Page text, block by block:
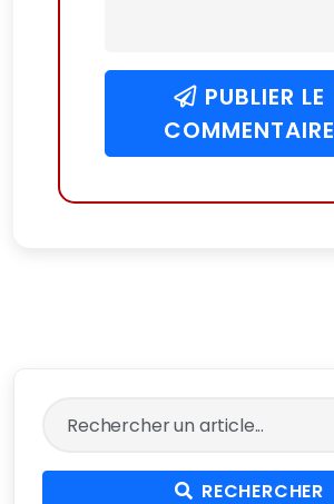
PUBLIER LE
COMMENTAIRE
RECHERCHER